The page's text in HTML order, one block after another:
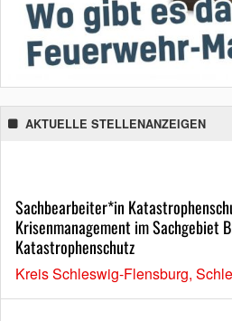
AKTUELLE STELLENANZEIGEN
Sachbearbeiter*in
Krisenmanagement im Sachgebiet
Katastrophenschutz
Kreis Schleswig-Flensburg,